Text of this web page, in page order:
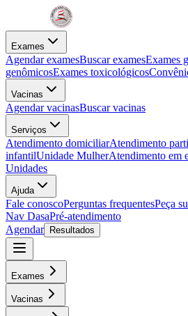
Exames
Agendar examesBuscar examesExames
genômicosExames toxicológicos
Vacinas
Agendar vacinasBuscar vacinas
Serviços
Atendimento domiciliarAtendimento
infantilUnidade MulherAtendimento em
Unidades
Ajuda
Fale conoscoPerguntas frequentesPeça
Nav DasaPré-atendimento
Agendar
Resultados
Exames
Vacinas